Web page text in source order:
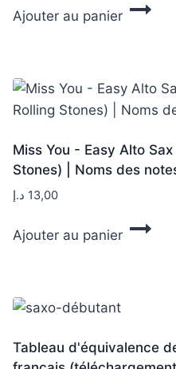
Ajouter au panier
Miss You - Easy Alto
Stones) | Noms des
13,00 د.إ
Ajouter au panier
Tableau d'équivalence